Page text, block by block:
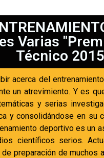
Varias
Técnico
acerca del
un atrevimiento. Y es
y serias
y consolidándose en su
deportivo es un
científicos serios.
preparación de muchos